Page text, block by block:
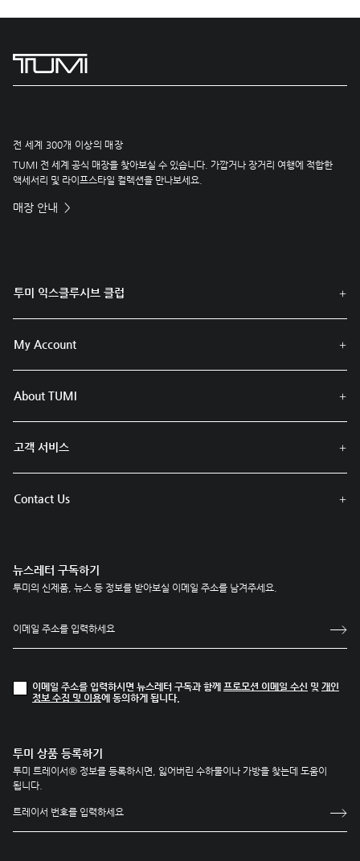
전 세계 300개 이상의 매장
TUMI 전 세계 공식 매장을 찾아보실 수 있습니다. 가깝거나 장거리 여행에 적합한
액세서리 및 라이프스타일 컬렉션을 만나보세요.
매장 안내
투미 익스클루시브 클럽
My Account
About TUMI
고객 서비스
Contact Us
뉴스레터 구독하기
투미의 신제품, 뉴스 등 정보를 받아보실 이메일 주소를 남겨주세요.
이메일 주소를 입력하시면 뉴스레터 구독과 함께 프로모션 이메일 수신 및 개인
정보 수집 및 이용에 동의하게 됩니다.
투미 상품 등록하기
투미 트레이서® 정보를 등록하시면, 잃어버린 수하물이나 가방을 찾는데 도움이
됩니다.